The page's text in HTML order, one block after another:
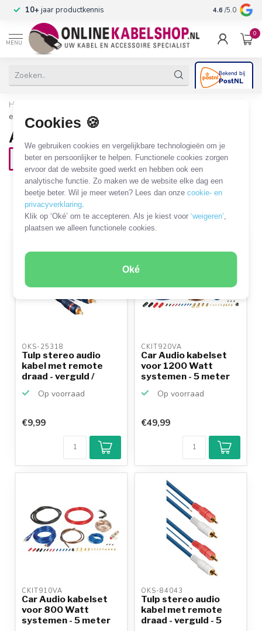
Cookies 🍪
We gebruiken cookies en vergelijkbare technologieën om je
beter en persoonlijker te helpen. Functionele cookies zorgen
ervoor dat de website goed werkt en hebben ook een
analytische functie. Zo maken we de website elke dag een
beetje beter. Wil je meer weten? Lees dan onzecookie- en
privacyverklaring.
Klik op ‘Oké’ om te accepteren. Als je kiest voor‘weigeren’,
plaatsen we alleen functionele cookies.
Oké
10+jaar productkennis 4.6 /5.0
MENU
0
Home
en adapters
Audiokabels en adapters
Audiokabels
4 PRODUCTEN
Filters
OKS-25318
Tulp stereo audio
kabel met remote
draad - verguld /
Op voorraad
€9,99
CKIT920VA
Car Audio kabelset
voor 1200 Watt
systemen - 5 meter
Op voorraad
€49,99
CKIT910VA
Car Audio kabelset
voor 800 Watt
systemen - 5 meter
OKS-84043
Tulp stereo audio
kabel met remote
draad - verguld - 5